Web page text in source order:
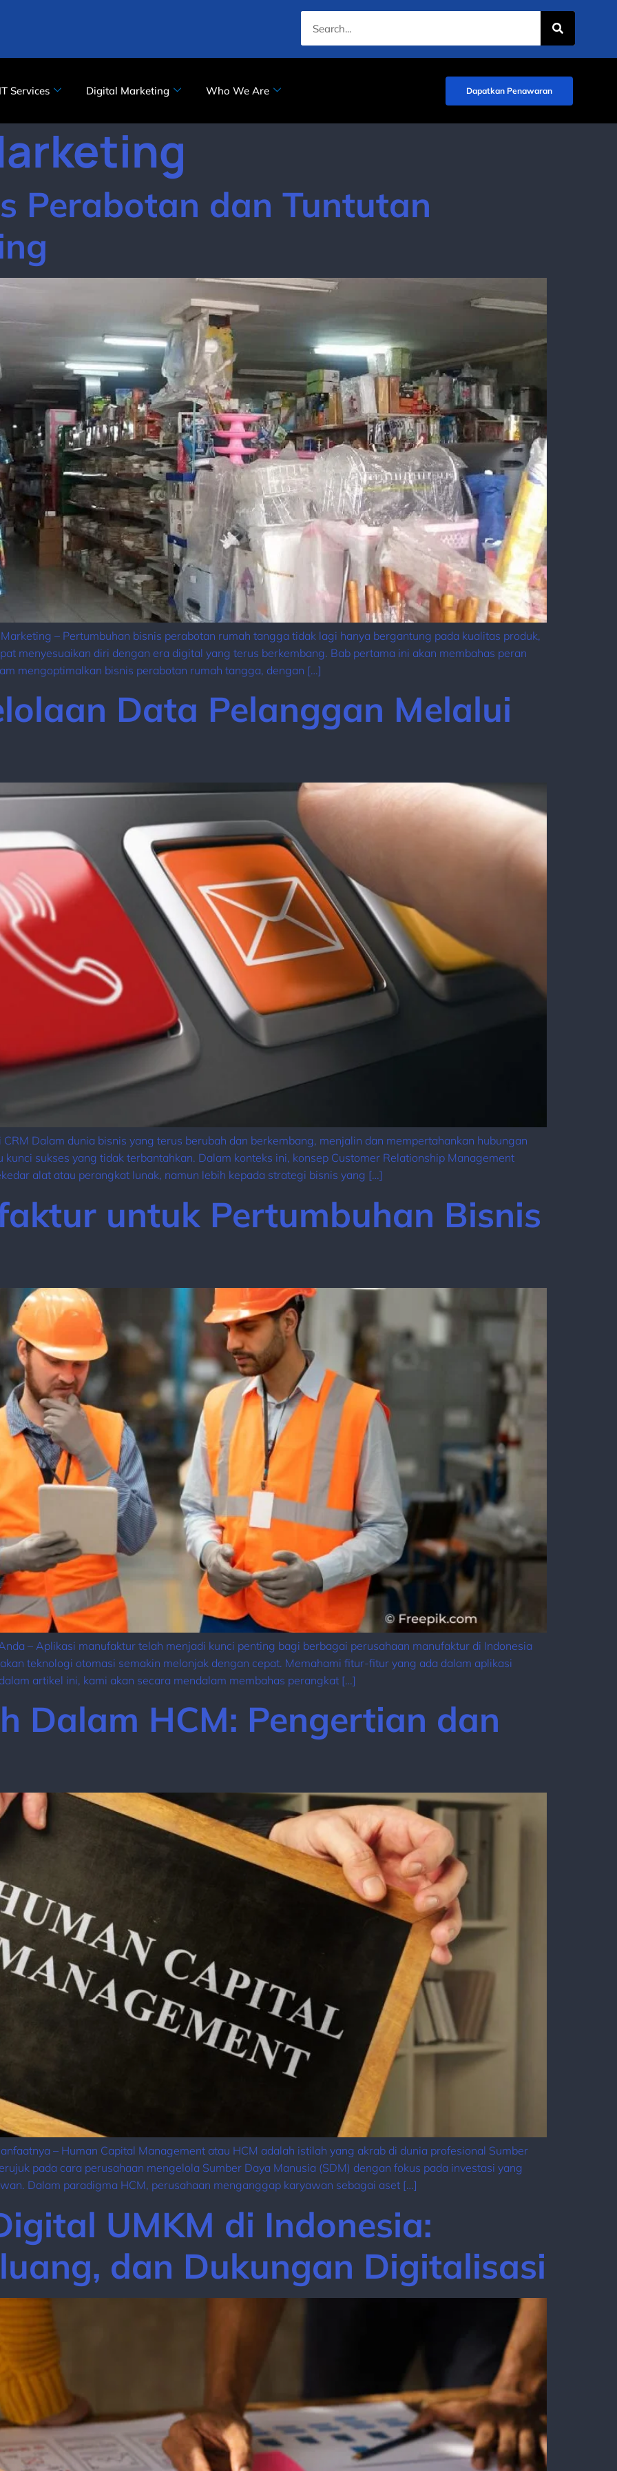
Services Digital Marketing Who We Are Dapatkan Penawaran
Perabotan dan Tuntutan
– Pertumbuhan bisnis perabotan rumah tangga tidak lagi hanya bergantung pada kualitas produk,
menyesuaikan diri dengan era digital yang terus berkembang. Bab pertama ini akan membahas peran
mengoptimalkan bisnis perabotan rumah tangga, dengan […]
Data Pelanggan Melalui
Dalam dunia bisnis yang terus berubah dan berkembang, menjalin dan mempertahankan hubungan
sukses yang tidak terbantahkan. Dalam konteks ini, konsep Customer Relationship Management
alat atau perangkat lunak, namun lebih kepada strategi bisnis yang […]
untuk Pertumbuhan Bisnis
– Aplikasi manufaktur telah menjadi kunci penting bagi berbagai perusahaan manufaktur di Indonesia
teknologi otomasi semakin melonjak dengan cepat. Memahami fitur-fitur yang ada dalam aplikasi
artikel ini, kami akan secara mendalam membahas perangkat […]
Dalam HCM: Pengertian dan
– Human Capital Management atau HCM adalah istilah yang akrab di dunia profesional Sumber
pada cara perusahaan mengelola Sumber Daya Manusia (SDM) dengan fokus pada investasi yang
Dalam paradigma HCM, perusahaan menganggap karyawan sebagai aset […]
UMKM di Indonesia:
dan Dukungan Digitalisasi